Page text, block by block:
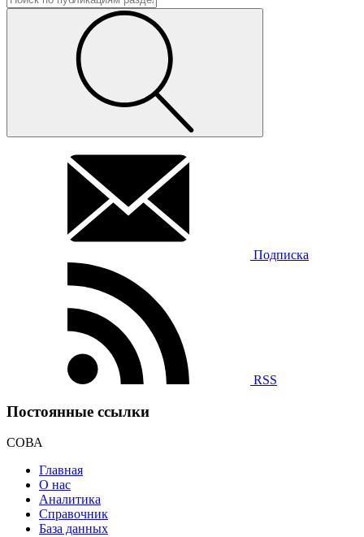
Подписка
RSS
Постоянные ссылки
СОВА
Главная
О нас
Аналитика
Справочник
База данных